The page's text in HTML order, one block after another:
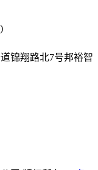
锦翔路北7号邦裕智